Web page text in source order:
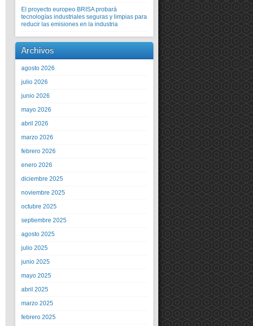
El proyecto europeo BRISA probará
tecnologías industriales seguras y limpias para
reducir las emisiones en la industria
Archivos
agosto 2026
julio 2026
junio 2026
mayo 2026
abril 2026
marzo 2026
febrero 2026
enero 2026
diciembre 2025
noviembre 2025
octubre 2025
septiembre 2025
agosto 2025
julio 2025
junio 2025
mayo 2025
abril 2025
marzo 2025
febrero 2025